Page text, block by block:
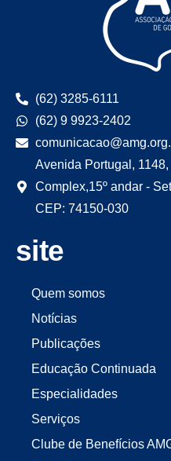
(62) 3285-6111
(62) 9 9923-2402
Avenida Portugal,
Complex,15º andar -
CEP: 74150-030
site
Quem somos
Notícias
Publicações
Educação Continuada
Especialidades
Serviços
Clube de Benefícios